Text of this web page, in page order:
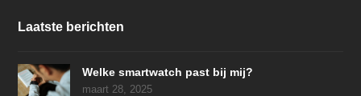
Laatste berichten
Welke smartwatch past bij mij?
maart 28, 2025